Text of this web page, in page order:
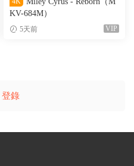
KV-684M）
5天前 VIP
登錄